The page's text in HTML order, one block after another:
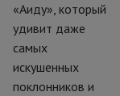
«Аиду», который
удивит даже
самых
искушенных
поклонников и